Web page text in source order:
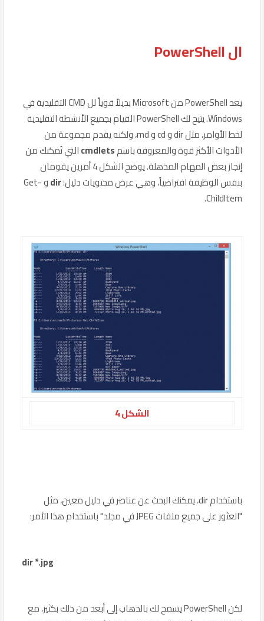
ال PowerShell
يعد PowerShell من Microsoft بديلاً قوياً لل CMD التقليدية في
Windows. يتيح لك PowerShell القيام بجميع الأنشطة التقليدية
لخط الأوامر، مثل dir و cd و md، ولكنه يقدم مجموعة من
الأدوات الأكثر قوة والمعروفة باسمcmdletsالتي تُمكنك من
إنجاز بعض المهام المذهلة. يوضح الشكل 4 أمرين يقومان
بنفس الوظيفة افتراضياً، وهي عرض محتويات دليل:dir و Get-
ChildItem.
الشكل 4
باستخدام dir، يمكنك البحث عن عناصر في دليل معين، مثل
"العثور على جميع ملفات JPEG في مجلد" باستخدام هذا الأمر:
dir *.jpg
لكن PowerShell يسمح لك بالذهاب إلى أبعد من ذلك بكثير، مع